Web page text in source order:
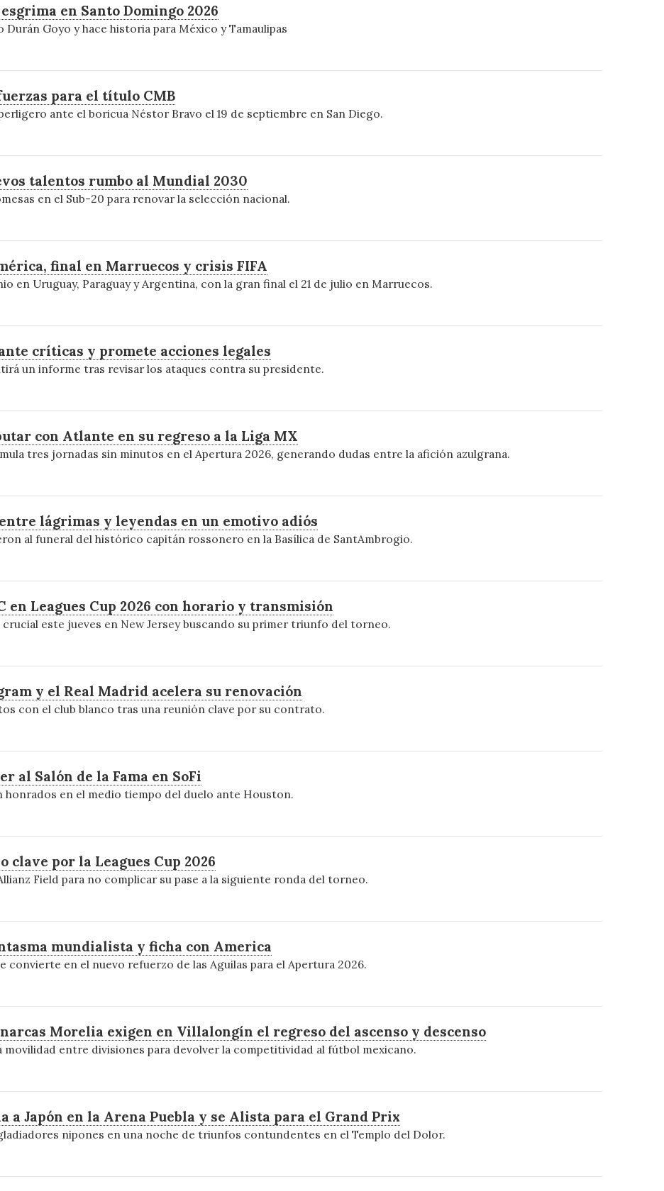
en Santo Domingo 2026
Goyo y hace historia para México y Tamaulipas
para el título CMB
ante el boricua Néstor Bravo el 19 de septiembre en San Diego.
talentos rumbo al Mundial 2030
en el Sub-20 para renovar la selección nacional.
final en Marruecos y crisis FIFA
en Uruguay, Paraguay y Argentina, con la gran final el 21 de julio en Marruecos.
críticas y promete acciones legales
un informe tras revisar los ataques contra su presidente.
con Atlante en su regreso a la Liga MX
tres jornadas sin minutos en el Apertura 2026, generando dudas entre la afición azulgrana.
lágrimas y leyendas en un emotivo adiós
al funeral del histórico capitán rossonero en la Basílica de SantAmbrogio.
en Leagues Cup 2026 con horario y transmisión
este jueves en New Jersey buscando su primer triunfo del torneo.
y el Real Madrid acelera su renovación
con el club blanco tras una reunión clave por su contrato.
al Salón de la Fama en SoFi
en el medio tiempo del duelo ante Houston.
por la Leagues Cup 2026
Field para no complicar su pase a la siguiente ronda del torneo.
mundialista y ficha con America
convierte en el nuevo refuerzo de las Aguilas para el Apertura 2026.
Morelia exigen en Villalongín el regreso del ascenso y descenso
entre divisiones para devolver la competitividad al fútbol mexicano.
a Japón en la Arena Puebla y se Alista para el Grand Prix
nipones en una noche de triunfos contundentes en el Templo del Dolor.